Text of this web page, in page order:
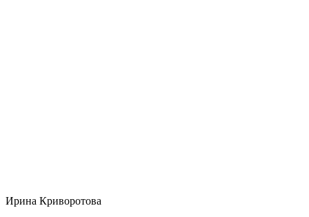
Ирина Криворотова